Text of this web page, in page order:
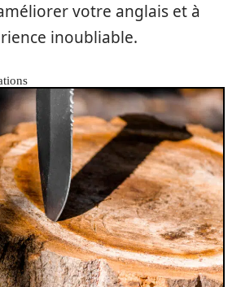
votre anglais et à
inoubliable.